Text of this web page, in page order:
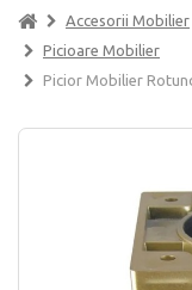
Accesorii Mobilier
Picioare Mobilier
Picior Mobilier